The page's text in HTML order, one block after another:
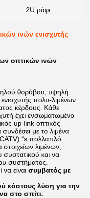
2U ράφι
ινών ενισχυτής
οπτικών ινών
θορύβου, υψηλή
πολυ-λιμένων
κέρδους. Κάθε
έχει ενσωματωμένο
up-link οπτικός
με το λιμένα
“s πολλαπλό
λιμένων,
συστατικού και να
συστήματος.
είναι συμβατός με
κόστους λύση για την
στο σπίτι.